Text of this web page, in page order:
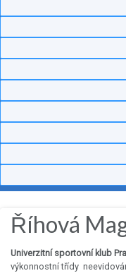
Říhová
Univerzitní sportovní klub
výkonnostní třídy